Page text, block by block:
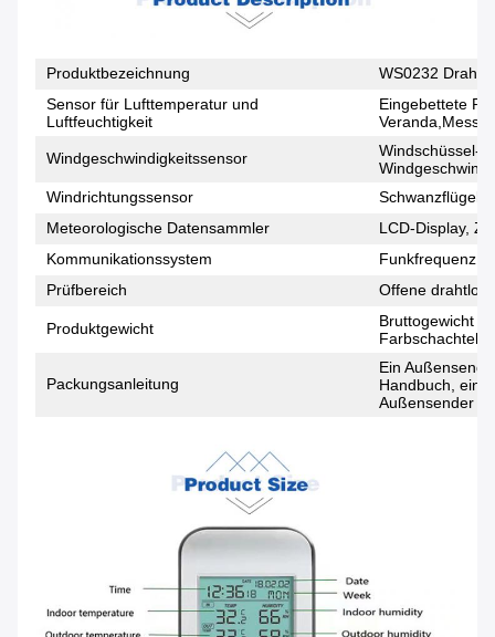
Produktbezeichnung
WS0232
Sensor für Lufttemperatur und
Luftfeuchtigkeit
Eingebettete
Windgeschwindigkeitssensor
Windschüssel-
Windrichtungssensor
Meteorologische Datensammler
LCD-Display,
Kommunikationssystem
Funkfrequenz
Prüfbereich
Offene
Produktgewicht
Bruttogewicht
Packungsanleitung
Ein
Handbuch, ein
Außensender